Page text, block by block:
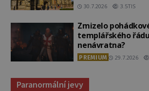
30.7.2026 3.5TIS
Zmizelo
templářského
nenávratna?
PREMIUM 29.7.2026
Paranormální jevy